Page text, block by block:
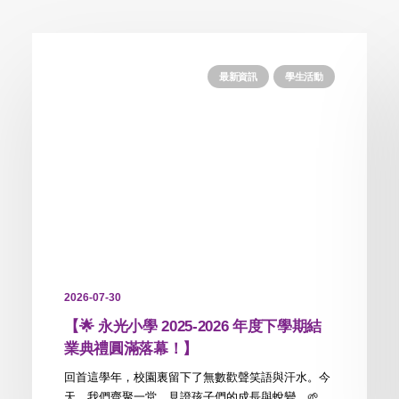
最新資訊 學生活動
2026-07-30
【🌟 永光小學 2025-2026 年度下學期結
業典禮圓滿落幕！】
回首這學年，校園裏留下了無數歡聲笑語與汗水。今